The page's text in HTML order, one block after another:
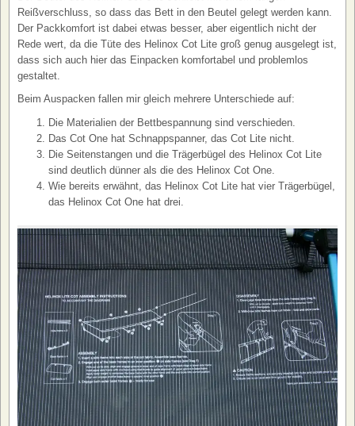
Reißverschluss, so dass das Bett in den Beutel gelegt werden kann.
Der Packkomfort ist dabei etwas besser, aber eigentlich nicht der
Rede wert, da die Tüte des Helinox Cot Lite groß genug ausgelegt ist,
dass sich auch hier das Einpacken komfortabel und problemlos
gestaltet.
Beim Auspacken fallen mir gleich mehrere Unterschiede auf:
Die Materialien der Bettbespannung sind verschieden.
Das Cot One hat Schnappspanner, das Cot Lite nicht.
Die Seitenstangen und die Trägerbügel des Helinox Cot Lite
sind deutlich dünner als die des Helinox Cot One.
Wie bereits erwähnt, das Helinox Cot Lite hat vier Trägerbügel,
das Helinox Cot One hat drei.